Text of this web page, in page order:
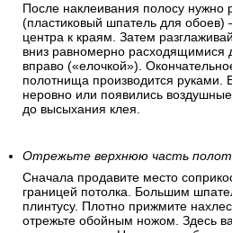
После наклеивания полосу нужно
(пластиковый шпатель для обоев)
центра к краям. Затем
вниз равномерно расходящимися
вправо («елочкой»).
полотнища производится руками.
неровно или появились
до высыхания клея.
Отрежьте верхнюю часть
Сначала продавите место
границей потолка. Большим
плинтусу. Плотно прижмите
отрежьте обойным ножом. Здесь